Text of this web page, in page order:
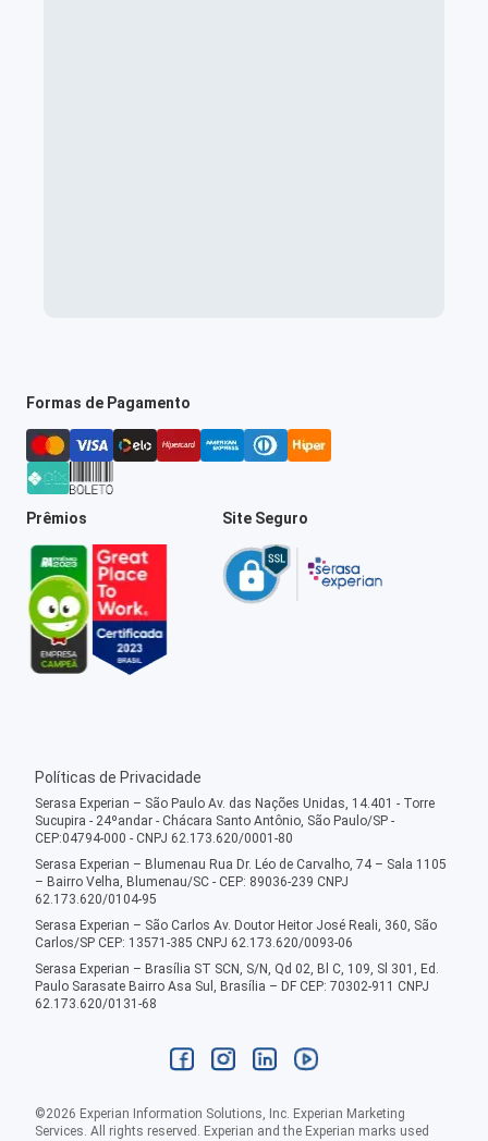
Formas de Pagamento
Prêmios Site Seguro
Políticas de Privacidade
Serasa Experian – São Paulo Av. das Nações Unidas, 14.401 - Torre
Sucupira - 24ºandar - Chácara Santo Antônio, São Paulo/SP -
CEP:04794-000 - CNPJ 62.173.620/0001-80
Serasa Experian – Blumenau Rua Dr. Léo de Carvalho, 74 – Sala 1105
– Bairro Velha, Blumenau/SC - CEP: 89036-239 CNPJ
62.173.620/0104-95
Serasa Experian – São Carlos Av. Doutor Heitor José Reali, 360, São
Carlos/SP CEP: 13571-385 CNPJ 62.173.620/0093-06
Serasa Experian – Brasília ST SCN, S/N, Qd 02, Bl C, 109, Sl 301, Ed.
Paulo Sarasate Bairro Asa Sul, Brasília – DF CEP: 70302-911 CNPJ
62.173.620/0131-68
©2026 Experian Information Solutions, Inc. Experian Marketing
Services. All rights reserved. Experian and the Experian marks used